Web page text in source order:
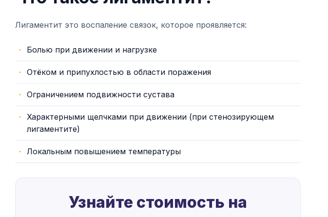
Лигаментит это воспаление связок, которое проявляется:
Болью при движении и нагрузке
Отёком и припухлостью в области поражения
Ограничением подвижности сустава
Характерными щелчками при движении (при стенозирующем
лигаментите)
Локальным повышением температуры
Узнайте стоимость на